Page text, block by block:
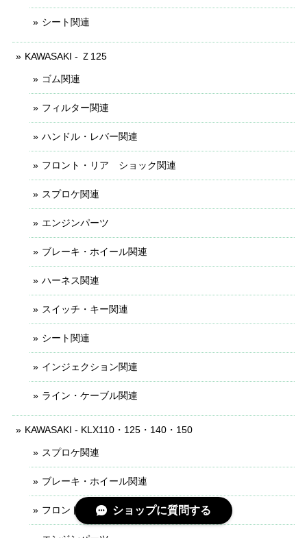
シート関連
KAWASAKI - Ｚ125
ゴム関連
フィルター関連
ハンドル・レバー関連
フロント・リア ショック関連
スプロケ関連
エンジンパーツ
ブレーキ・ホイール関連
ハーネス関連
スイッチ・キー関連
シート関連
インジェクション関連
ライン・ケーブル関連
KAWASAKI - KLX110・125・140・150
スプロケ関連
ブレーキ・ホイール関連
フロントフォーク関連ショップに質問する